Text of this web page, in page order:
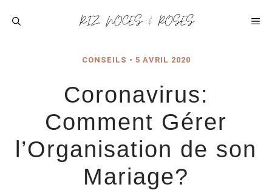
CONSEILS • 5 AVRIL 2020
Coronavirus:
Comment Gérer
l’Organisation de son
Mariage?